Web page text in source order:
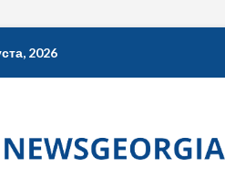
2026